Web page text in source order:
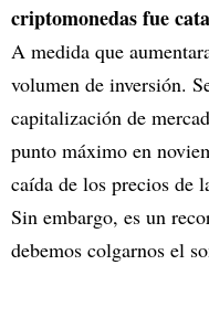
criptomonedas fue
A medida que
volumen de inversión.
capitalización de
punto máximo en
caída de los precios de
Sin embargo, es un
debemos colgarnos el